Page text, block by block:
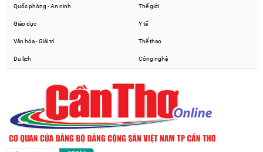
Quốc phòng - An ninh Thế giới
Giáo dục Y tế
Văn hóa - Giải trí Thể thao
Du lịch Công nghệ